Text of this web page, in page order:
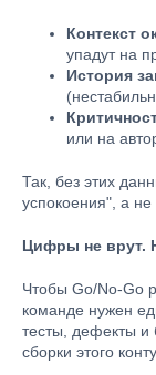
Контекст
упадут на
История
или на
Так, без этих
успокоения", а
Цифры не врут.
Чтобы Go/No-Go
команде нужен
тесты, дефекты и
сборки этого